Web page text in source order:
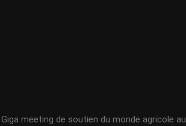
Giga meeting de soutien du monde agricole au